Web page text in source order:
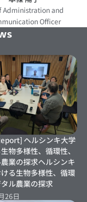
Administration and
Officer
ヘルシンキ大学
物多様性、循環性、
業の探求ヘルシンキ
る生物多様性、循環
ル農業の探求
26日